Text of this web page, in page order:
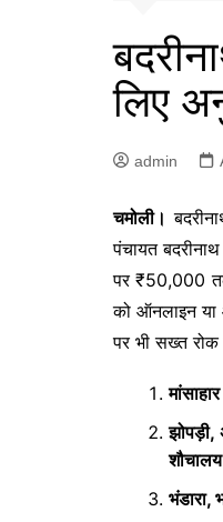
लिए
admin
चमोली।
पंचायत
पर ₹50,000
को ऑनलाइन या
पर भी सख्त रोक
झोपड़ी,
शौचालय
भंडारा,